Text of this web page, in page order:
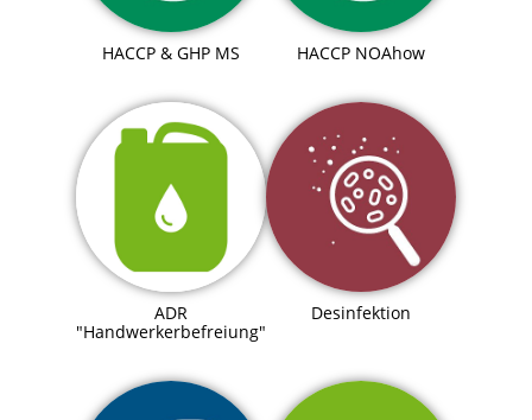
HACCP & GHP MS HACCP NOAhow
ADR
"Handwerkerbefreiung"
Desinfektion